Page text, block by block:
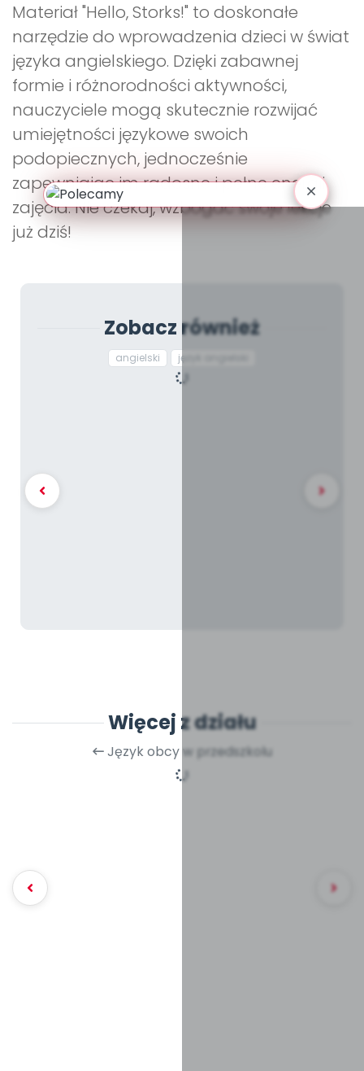
Materiał "Hello, Storks!" to doskonałe
narzędzie do wprowadzenia dzieci w świat
języka angielskiego. Dzięki zabawnej
formie i różnorodności aktywności,
nauczyciele mogą skutecznie rozwijać
umiejętności językowe swoich
podopiecznych, jednocześnie
zapewniając im radosne i pełne energii
zajęcia. Nie czekaj, wzbogac swoje lekcje
już dziś!
Zobacz również
angielski język angielski
Więcej z działu
Język obcy w przedszkolu